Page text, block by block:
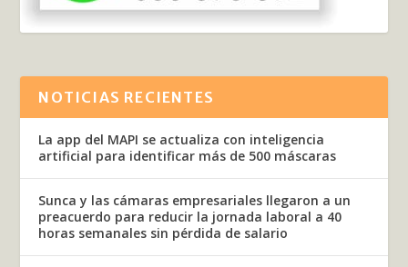
NOTICIAS RECIENTES
La app del MAPI se actualiza con inteligencia
artificial para identificar más de 500 máscaras
Sunca y las cámaras empresariales llegaron a un
preacuerdo para reducir la jornada laboral a 40
horas semanales sin pérdida de salario